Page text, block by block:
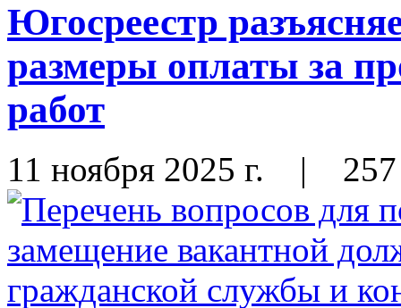
Югосреестр
размеры оплаты за
работ
11 ноября 2025 г. | 257